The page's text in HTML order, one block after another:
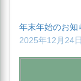
年末年始のお知
2025年12月24日